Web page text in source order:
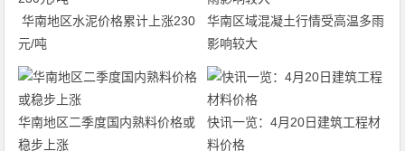
华南地区水泥价格累计上涨230
元/吨
华南区域混凝土行情受高温多雨
影响较大
华南地区二季度国内熟料价格或
稳步上涨
快讯一览：4月20日建筑工程材
料价格